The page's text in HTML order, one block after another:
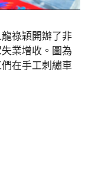
祿穎開辦了非
業增收。圖為
在手工刺繡車